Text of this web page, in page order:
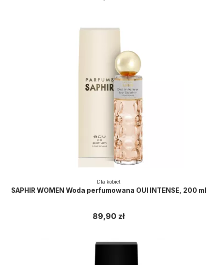
Dla kobiet
SAPHIR WOMEN Woda perfumowana OUI INTENSE, 200 ml
89,90 zł